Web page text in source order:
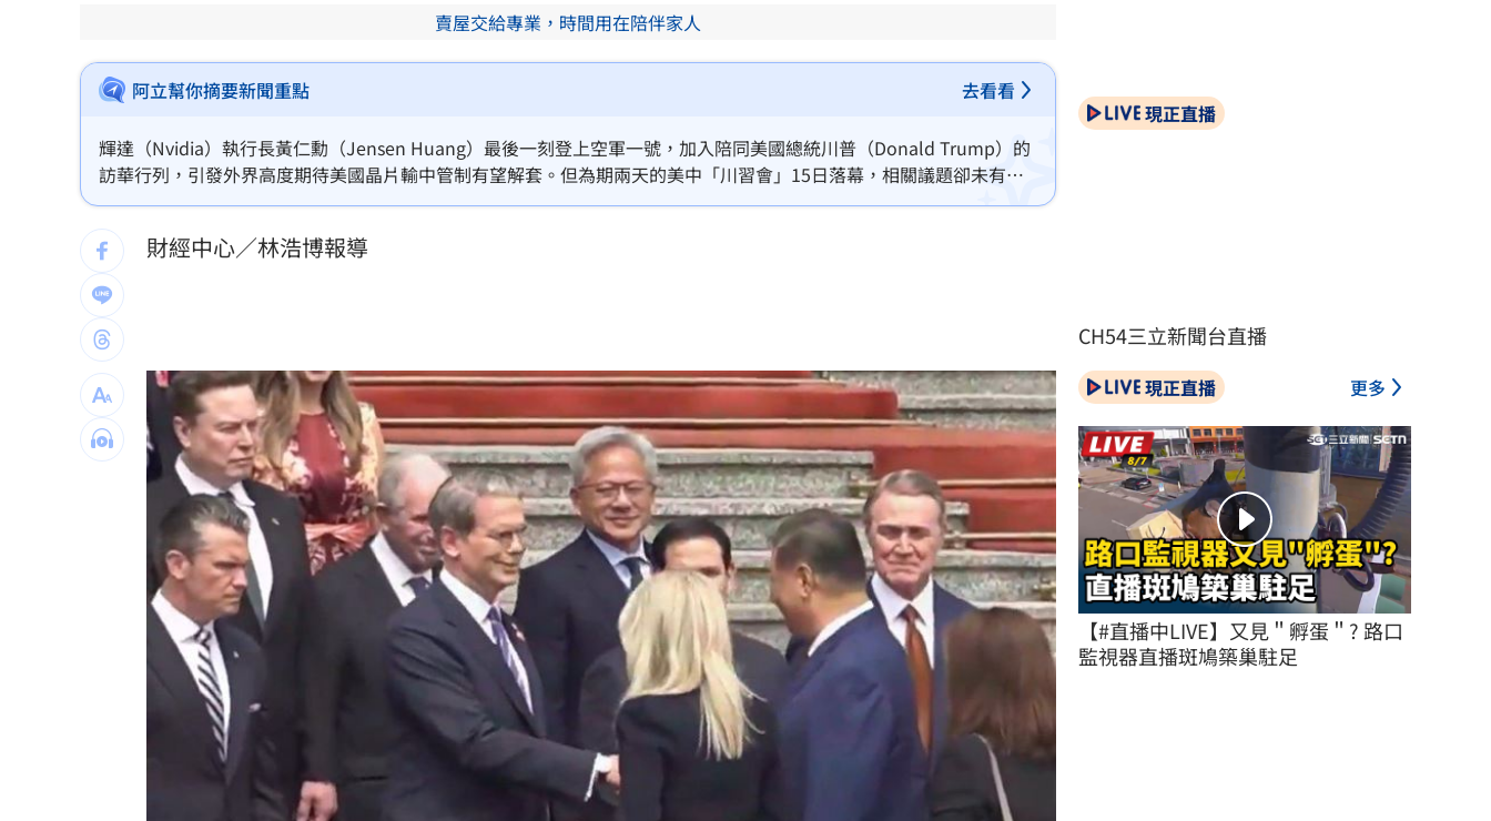
桃猿二軍單場僅3投 副領隊曝下週可緩解 18:45
颱風硬闖海邊！巨浪來1家4剩3 男童被捲走
大盤收紅、正二反跌？ 拆解槓反ETF秒懂 18:39
白海豚逼近強降雨 石門單日狂洩508萬噸 18:34
專家喊台股「下週噴千點」關鍵訊號
補充兵12天也不服！男連2次放鳥代價慘8倍 18:16
台灣彩券開獎直播中 20:31
LIVE三立+24小時直播 15:27
三立iNEWS新聞台線上直播 18:00
商場戰國來臨 台中「頂奢大道」逐漸成形
台彩父親節推新刮刮樂千萬頭獎超「爸」氣 12:00
「拍片人的多重宇宙」職涯論壇9/12登場！ 10:30
8國球員齊聚高雄 Formosa 7s掀足球熱潮 10:00
理想混蛋號召粉絲跨海追星吃美食！
賣屋交給專業，時間用在陪伴家人
阿立幫你摘要新聞重點 去看看
輝達（Nvidia）執行長黃仁勳（Jensen Huang）最後一刻登上空軍一號，加入陪同美國總統川普（Donald Trump）的
訪華行列，引發外界高度期待美國晶片輸中管制有望解套。但為期兩天的美中「川習會」15日落幕，相關議題卻未有任
何突破，失望性賣壓籠罩輝達，股價應聲自高檔慘跌逾4%，高達1700億美元（約5.37兆台幣）市值頓時化為烏有。
財經中心／林浩博報導
現正直播
CH54三立新聞台直播
現正直播 更多
【#直播中LIVE】又見＂孵蛋＂? 路口
監視器直播斑鳩築巢駐足